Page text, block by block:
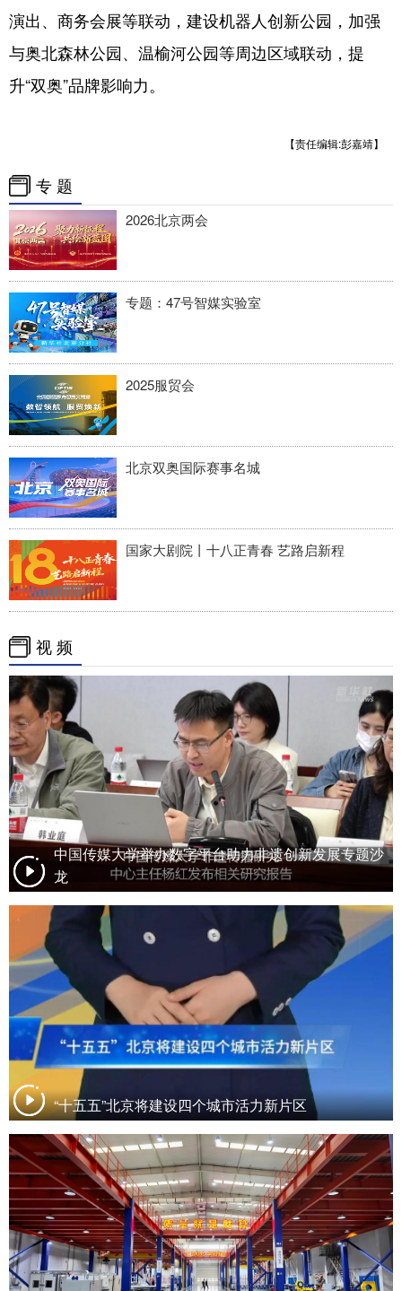
演出、商务会展等联动，建设机器人创新公园，加强
与奥北森林公园、温榆河公园等周边区域联动，提
升“双奥”品牌影响力。
【责任编辑:彭嘉靖】
专 题
2026北京两会
专题：47号智媒实验室
2025服贸会
北京双奥国际赛事名城
国家大剧院丨十八正青春 艺路启新程
视 频
中国传媒大学举办数字平台助力非遗创新发展专题沙
龙
“十五五”北京将建设四个城市活力新片区